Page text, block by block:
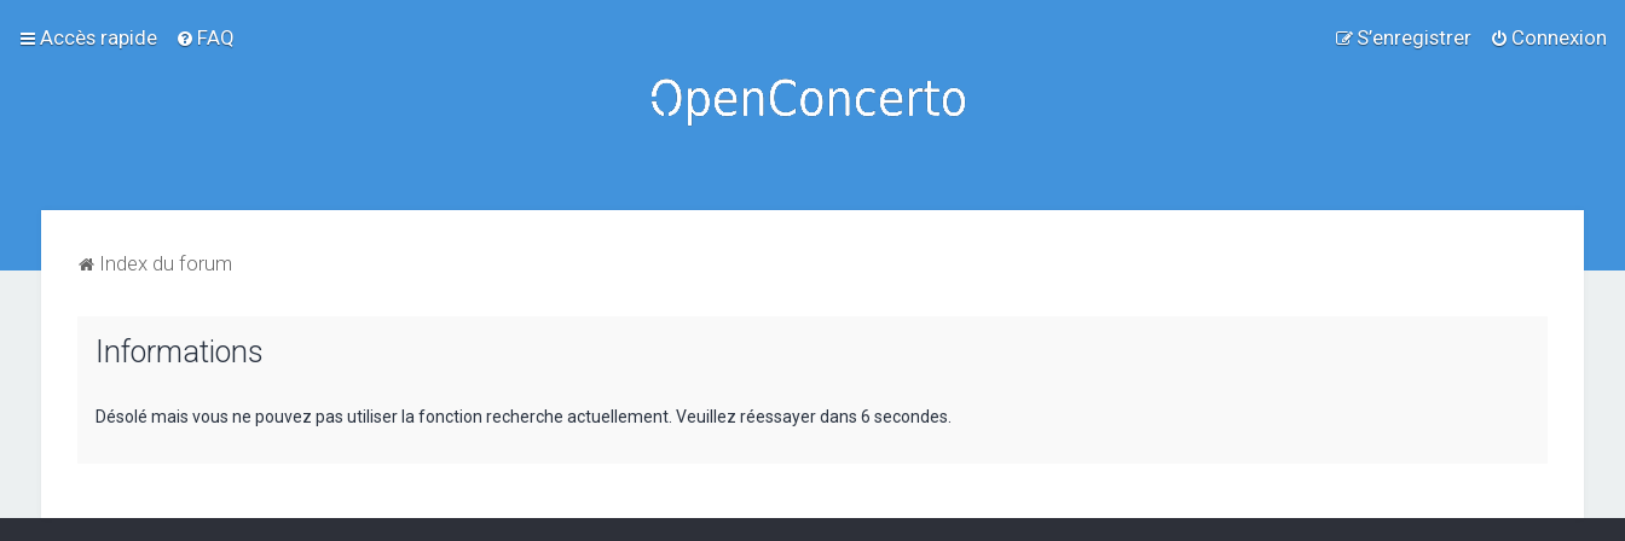
Accès rapide FAQ Connexion
S’enregistrer
Index du forum
Informations
Désolé mais vous ne pouvez pas utiliser la fonction recherche actuellement. Veuillez réessayer dans 6 secondes.